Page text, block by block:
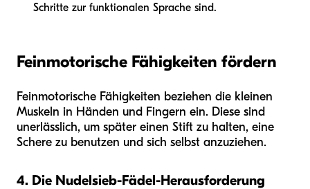
Schritte zur funktionalen Sprache sind.
Feinmotorische Fähigkeiten fördern
Feinmotorische Fähigkeiten beziehen die kleinen
Muskeln in Händen und Fingern ein. Diese sind
unerlässlich, um später einen Stift zu halten, eine
Schere zu benutzen und sich selbst anzuziehen.
4. Die Nudelsieb-Fädel-Herausforderung